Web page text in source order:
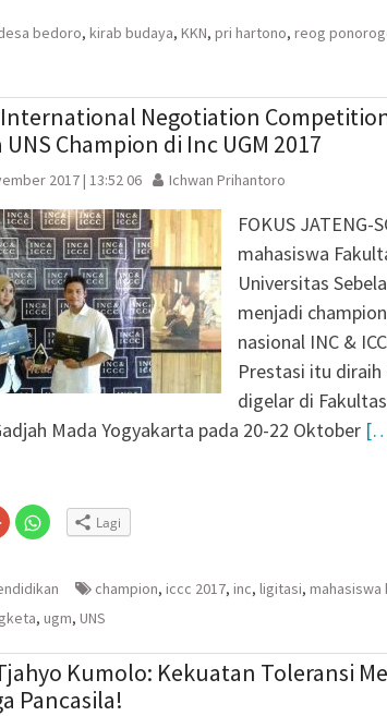
(Membuka
di
di
jendela
bedoro, kirab budaya, KKN, pri hartono, reog
Negotiation
UNS Champion di Inc UGM 2017
2017 | 13:52 06 Ichwan Prihantoro
FOKUS JATENG-
mahasiswa
Universitas
menjadi
nasional INC &
Prestasi itu diraih
digelar di
Mada Yogyakarta pada 20-22 Oktober
Klik
untuk
berbagi
(Membuka
di
jendela
yang
Klik
untuk
di
jendela
baru)
Lagi
champion, iccc 2017, inc, ligitasi, mahasiswa
, ugm, UNS
Kumolo: Kekuatan Toleransi
Pancasila!